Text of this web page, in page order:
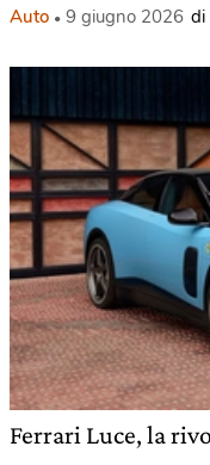
Auto 9 giugno 2026 di
Ferrari Luce, la